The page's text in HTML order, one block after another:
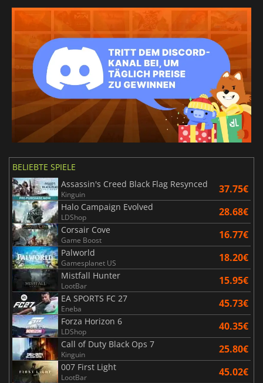
BELIEBTE SPIELE
Assassin's Creed Black Flag Resynced
Kinguin 37.75€
Halo Campaign Evolved
LDShop 28.68€
Corsair Cove
Game Boost 16.77€
Palworld
Gamesplanet US 18.20€
Mistfall Hunter
LootBar 15.95€
EA SPORTS FC 27
Eneba 45.73€
Forza Horizon 6
LDShop 40.35€
Call of Duty Black Ops 7
Kinguin 25.80€
007 First Light
LootBar 45.02€